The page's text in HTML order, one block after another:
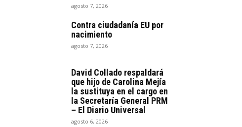
agosto 7, 2026
Contra ciudadanía EU por
nacimiento
agosto 7, 2026
David Collado respaldará
que hijo de Carolina Mejía
la sustituya en el cargo en
la Secretaría General PRM
– El Diario Universal
agosto 6, 2026